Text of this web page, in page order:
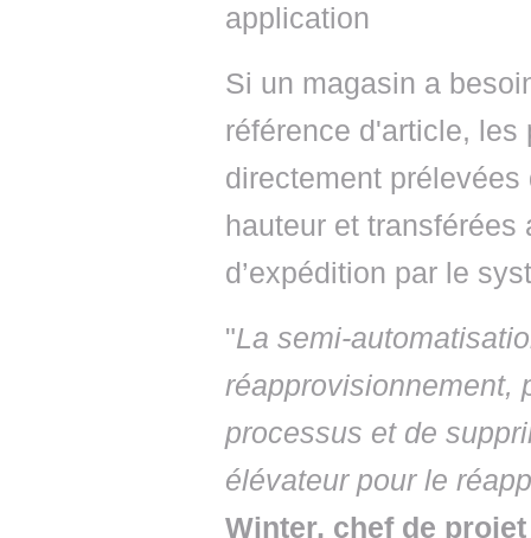
application
Si un magasin a
référence d'article,
directement
hauteur et
d’expédition par le
"La semi-
réapprovisionnement,
processus et de
élévateur pour le
Winter, chef de